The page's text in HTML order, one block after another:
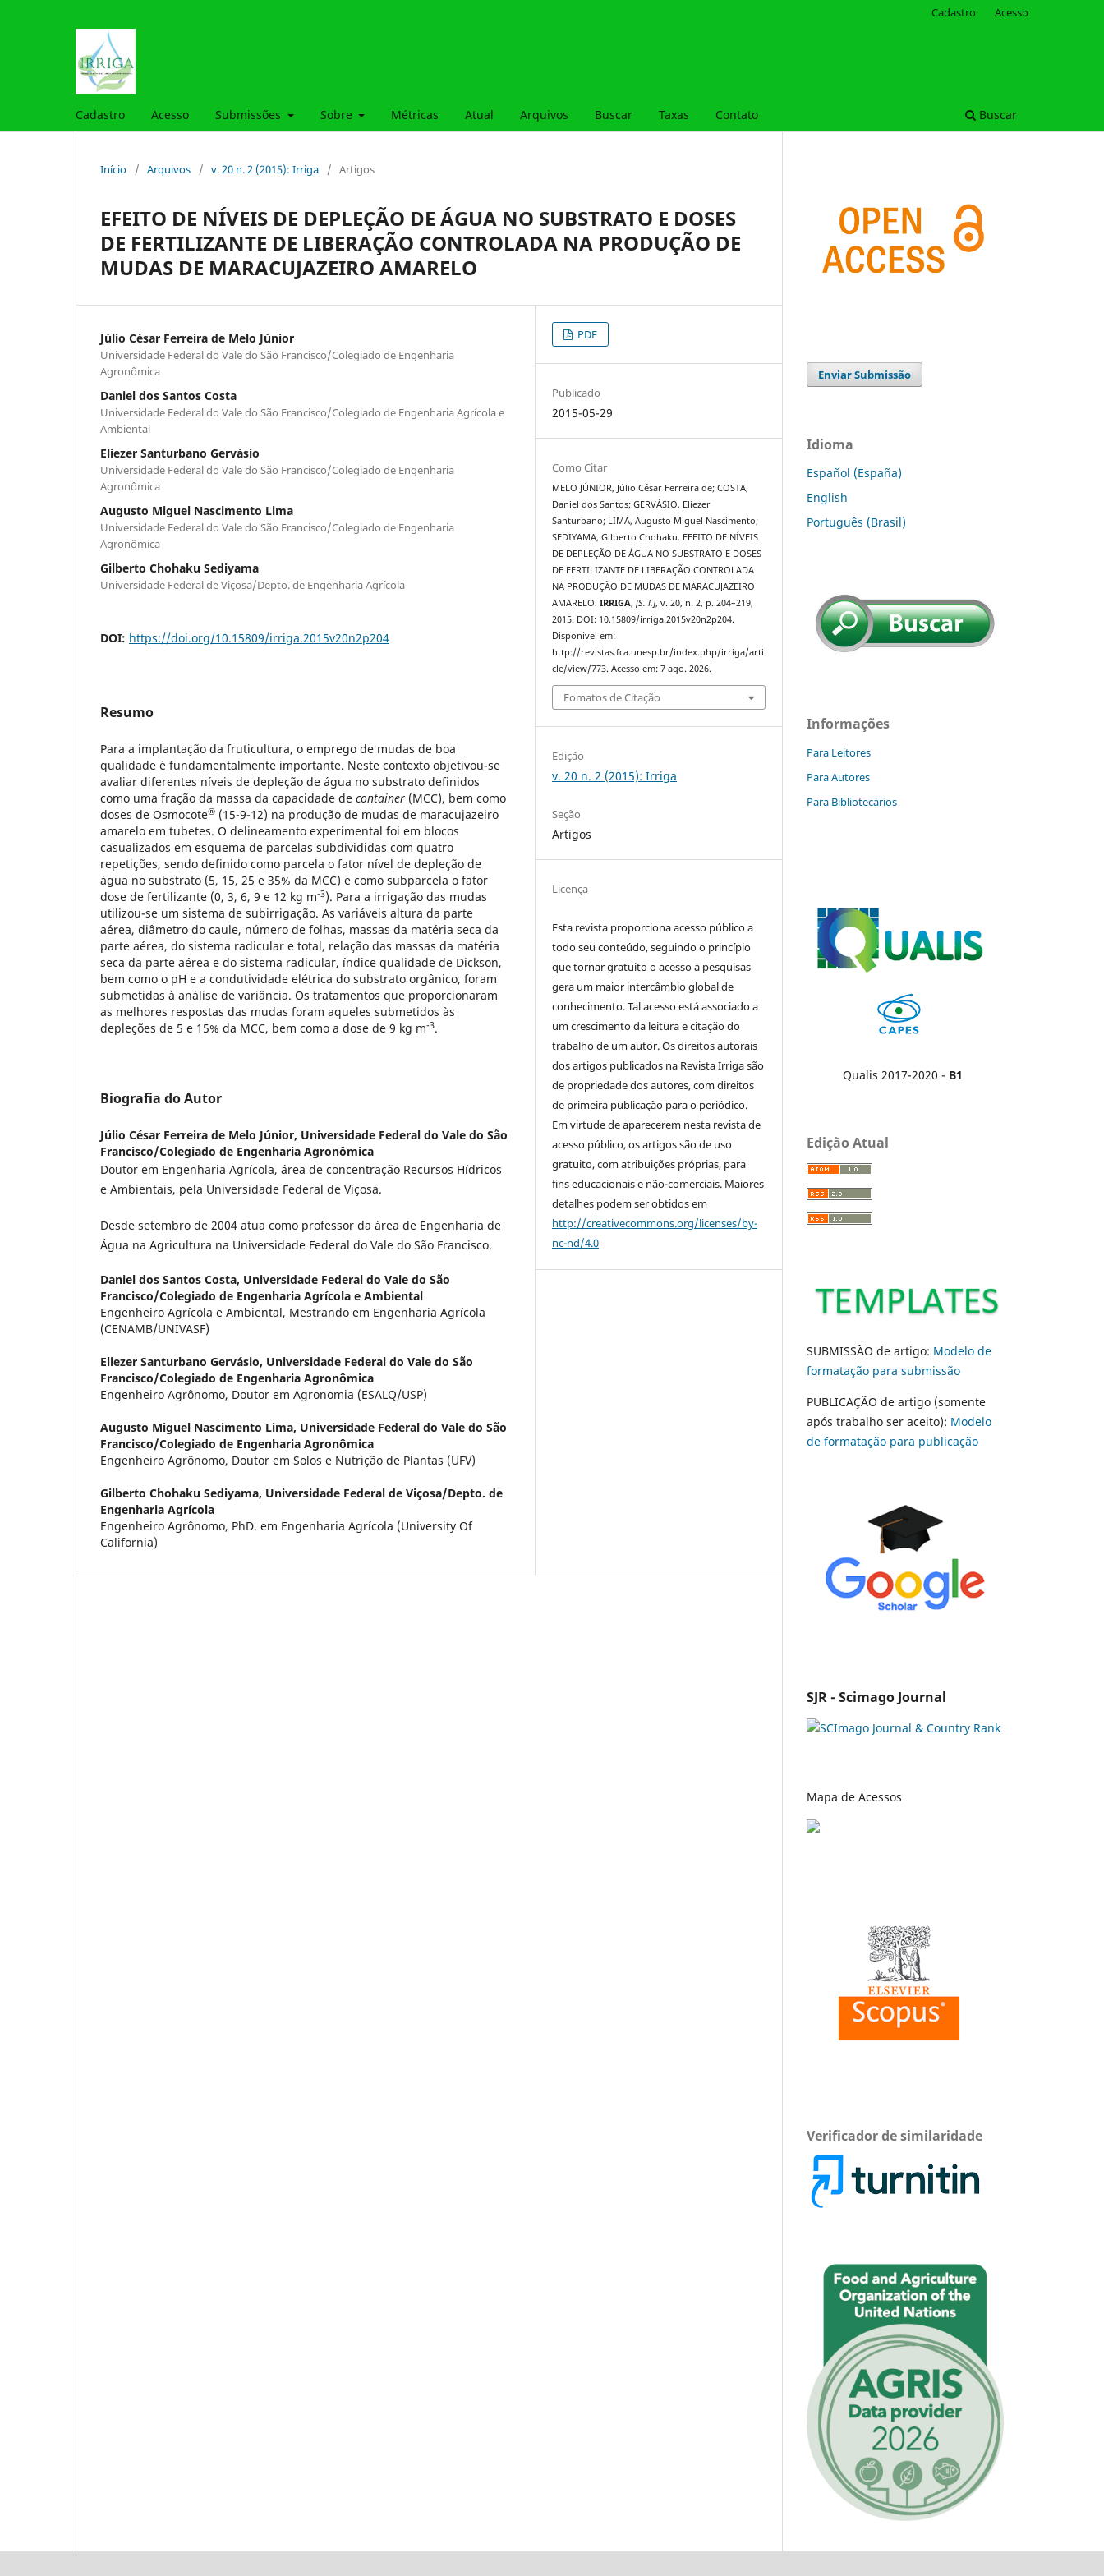
Cadastro Acesso Submissões Sobre Métricas Atual Arquivos Buscar Taxas Contato Buscar
Cadastro Acesso
Início / Arquivos / v. 20 n. 2 (2015): Irriga / Artigos
EFEITO DE NÍVEIS DE DEPLEÇÃO DE ÁGUA NO SUBSTRATO E DOSES
DE FERTILIZANTE DE LIBERAÇÃO CONTROLADA NA PRODUÇÃO DE
MUDAS DE MARACUJAZEIRO AMARELO
Júlio César Ferreira de Melo Júnior
Universidade Federal do Vale do São Francisco/Colegiado de Engenharia
Agronômica
Daniel dos Santos Costa
Universidade Federal do Vale do São Francisco/Colegiado de Engenharia Agrícola e
Ambiental
Eliezer Santurbano Gervásio
Universidade Federal do Vale do São Francisco/Colegiado de Engenharia
Agronômica
Augusto Miguel Nascimento Lima
Universidade Federal do Vale do São Francisco/Colegiado de Engenharia
Agronômica
Gilberto Chohaku Sediyama
Universidade Federal de Viçosa/Depto. de Engenharia Agrícola
DOI: https://doi.org/10.15809/irriga.2015v20n2p204
Resumo
Para a implantação da fruticultura, o emprego de mudas de boa
qualidade é fundamentalmente importante. Neste contexto objetivou-se
avaliar diferentes níveis de depleção de água no substrato definidos
como uma fração da massa da capacidade de container (MCC), bem como
doses de Osmocote® (15-9-12) na produção de mudas de maracujazeiro
amarelo em tubetes. O delineamento experimental foi em blocos
casualizados em esquema de parcelas subdivididas com quatro
repetições, sendo definido como parcela o fator nível de depleção de
água no substrato (5, 15, 25 e 35% da MCC) e como subparcela o fator
dose de fertilizante (0, 3, 6, 9 e 12 kg m-3). Para a irrigação das mudas
utilizou-se um sistema de subirrigação. As variáveis altura da parte
aérea, diâmetro do caule, número de folhas, massas da matéria seca da
parte aérea, do sistema radicular e total, relação das massas da matéria
seca da parte aérea e do sistema radicular, índice qualidade de Dickson,
bem como o pH e a condutividade elétrica do substrato orgânico, foram
submetidas à análise de variância. Os tratamentos que proporcionaram
as melhores respostas das mudas foram aqueles submetidos às
depleções de 5 e 15% da MCC, bem como a dose de 9 kg m-3.
Biografia do Autor
Júlio César Ferreira de Melo Júnior, Universidade Federal do Vale do São
Francisco/Colegiado de Engenharia Agronômica
Doutor em Engenharia Agrícola, área de concentração Recursos Hídricos
e Ambientais, pela Universidade Federal de Viçosa.
Desde setembro de 2004 atua como professor da área de Engenharia de
Água na Agricultura na Universidade Federal do Vale do São Francisco.
Daniel dos Santos Costa, Universidade Federal do Vale do São
Francisco/Colegiado de Engenharia Agrícola e Ambiental
Engenheiro Agrícola e Ambiental, Mestrando em Engenharia Agrícola
(CENAMB/UNIVASF)
Eliezer Santurbano Gervásio, Universidade Federal do Vale do São
Francisco/Colegiado de Engenharia Agronômica
Engenheiro Agrônomo, Doutor em Agronomia (ESALQ/USP)
Augusto Miguel Nascimento Lima, Universidade Federal do Vale do São
Francisco/Colegiado de Engenharia Agronômica
Engenheiro Agrônomo, Doutor em Solos e Nutrição de Plantas (UFV)
Gilberto Chohaku Sediyama, Universidade Federal de Viçosa/Depto. de
Engenharia Agrícola
Engenheiro Agrônomo, PhD. em Engenharia Agrícola (University Of
California)
PDF
Publicado
2015-05-29
Como Citar
MELO JÚNIOR, Júlio César Ferreira de; COSTA,
Daniel dos Santos; GERVÁSIO, Eliezer
Santurbano; LIMA, Augusto Miguel Nascimento;
SEDIYAMA, Gilberto Chohaku. EFEITO DE NÍVEIS
DE DEPLEÇÃO DE ÁGUA NO SUBSTRATO E DOSES
DE FERTILIZANTE DE LIBERAÇÃO CONTROLADA
NA PRODUÇÃO DE MUDAS DE MARACUJAZEIRO
AMARELO.IRRIGA,[S. l.], v. 20, n. 2, p. 204–219,
2015. DOI: 10.15809/irriga.2015v20n2p204.
Disponível em:
http://revistas.fca.unesp.br/index.php/irriga/arti
cle/view/773. Acesso em: 7 ago. 2026.
Fomatos de Citação
Edição
v. 20 n. 2 (2015): Irriga
Seção
Artigos
Licença
Esta revista proporciona acesso público a
todo seu conteúdo, seguindo o princípio
que tornar gratuito o acesso a pesquisas
gera um maior intercâmbio global de
conhecimento. Tal acesso está associado a
um crescimento da leitura e citação do
trabalho de um autor. Os direitos autorais
dos artigos publicados na Revista Irriga são
de propriedade dos autores, com direitos
de primeira publicação para o periódico.
Em virtude de aparecerem nesta revista de
acesso público, os artigos são de uso
gratuito, com atribuições próprias, para
fins educacionais e não-comerciais. Maiores
detalhes podem ser obtidos em
http://creativecommons.org/licenses/by-
nc-nd/4.0
Enviar Submissão
Idioma
Español (España)
English
Português (Brasil)
Informações
Para Leitores
Para Autores
Para Bibliotecários
Qualis 2017-2020 - B1
Edição Atual
SUBMISSÃO de artigo: Modelo de
formatação para submissão
PUBLICAÇÃO de artigo (somente
após trabalho ser aceito): Modelo
de formatação para publicação
SJR - Scimago Journal
Mapa de Acessos
Verificador de similaridade